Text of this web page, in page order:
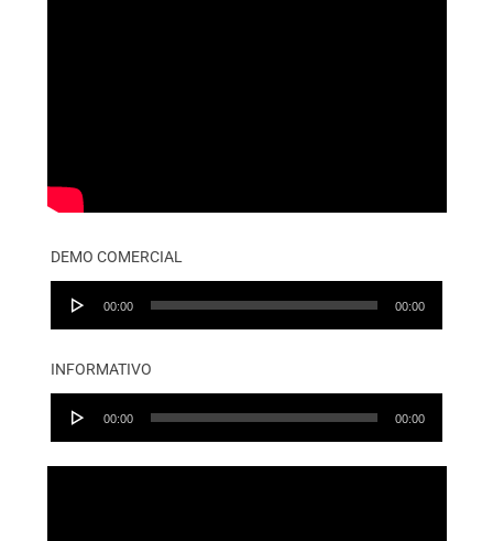
DEMO COMERCIAL
Audio
00:00 00:00
INFORMATIVO
Audio
00:00 00:00